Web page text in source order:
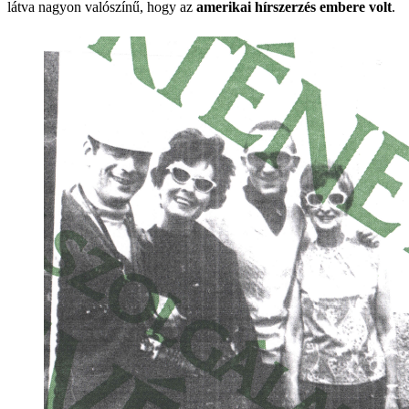
látva nagyon valószínű, hogy az amerikai hírszerzés embere volt.